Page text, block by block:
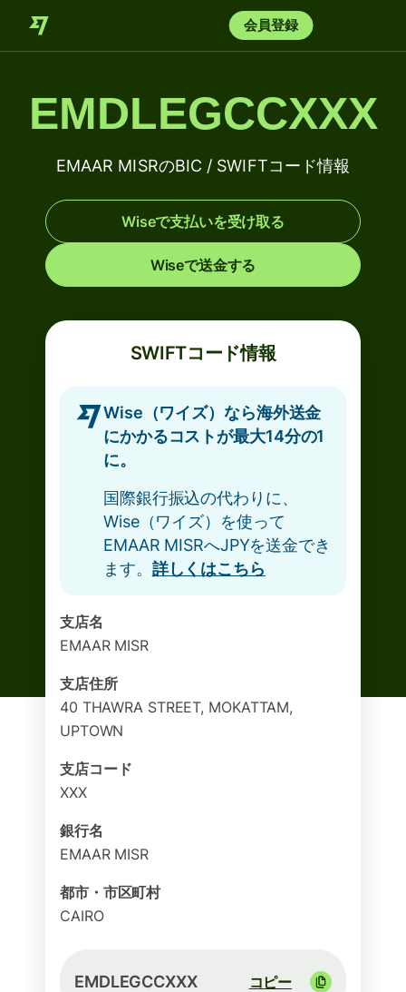
会員登録
EMDLEGCCXXX
EMAAR MISRのBIC / SWIFTコード情報
Wiseで支払いを受け取る
Wiseで送金する
SWIFTコード情報
Wise（ワイズ）なら海外送金
にかかるコストが最大14分の1
に。
国際銀行振込の代わりに、
Wise（ワイズ）を使って
EMAAR MISRへJPYを送金でき
ます。 詳しくはこちら
支店名
EMAAR MISR
支店住所
40 THAWRA STREET, MOKATTAM,
UPTOWN
支店コード
XXX
銀行名
EMAAR MISR
都市・市区町村
CAIRO
EMDLEGCCXXX コピー